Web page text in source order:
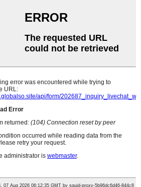
Swahili
Tajik
Telugu
Ukrainian
Urdu
Welsh
Xhosa
Yiddish
Tatar